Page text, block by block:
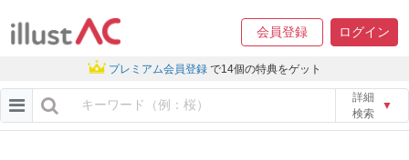
会員登録 ログイン
プレミアム会員登録 で14個の特典をゲット
詳細
検索
▼